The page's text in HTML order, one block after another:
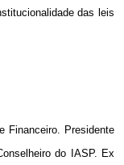
das leis
Financeiro. Presidente
do IASP. Ex